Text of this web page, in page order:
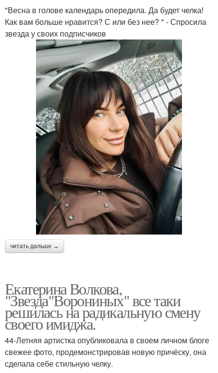
"Весна в голове календарь опередила. Да будет челка!
Как вам больше нравится? С или без нее? " - Спросила
звезда у своих подписчиков
читать дальше →
Екатерина Волкова,
"Звезда"Ворониных" все таки
решилась на радикальную смену
своего имиджа.
44-Летняя артистка опубликовала в своем личном блоге
свежее фото, продемонстрировав новую причёску, она
сделала себе стильную челку.